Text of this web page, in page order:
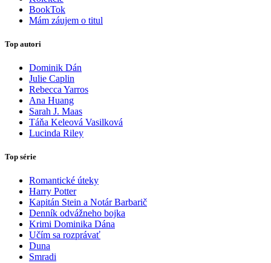
BookTok
Mám záujem o titul
Top autori
Dominik Dán
Julie Caplin
Rebecca Yarros
Ana Huang
Sarah J. Maas
Táňa Keleová Vasilková
Lucinda Riley
Top série
Romantické úteky
Harry Potter
Kapitán Stein a Notár Barbarič
Denník odvážneho bojka
Krimi Dominika Dána
Učím sa rozprávať
Duna
Smradi